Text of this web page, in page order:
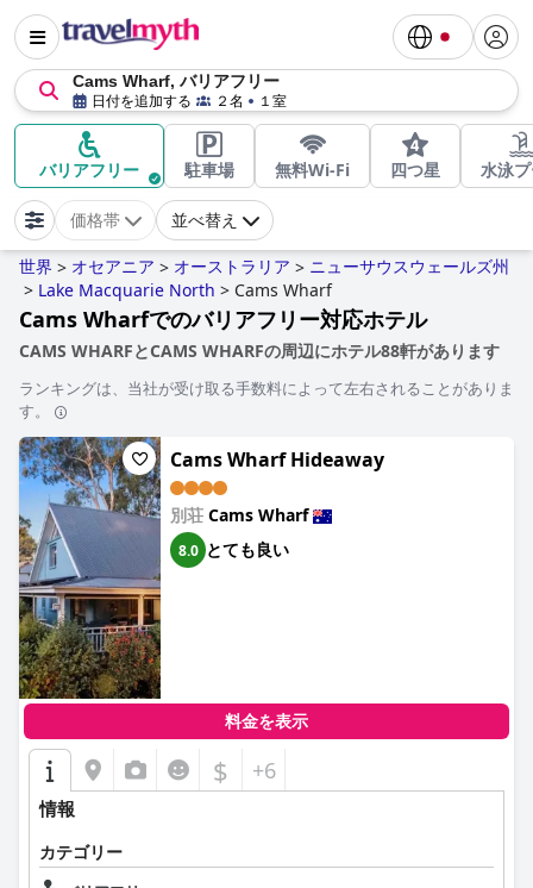
Cams Wharf, バリアフリー
日付を追加する ２名 １室
バリアフリー 駐車場 無料Wi-Fi 四つ星 水泳
価格帯 並べ替え
世界 > オセアニア > オーストラリア > ニューサウスウェールズ州
> Lake Macquarie North > Cams Wharf
Cams Wharfでのバリアフリー対応ホテル
CAMS WHARFとCAMS WHARFの周辺にホテル88軒があります
ランキングは、当社が受け取る手数料によって左右されることがありま
す。
Cams Wharf Hideaway
別荘 Cams Wharf
8.0 とても良い
料金を表示
$ +6
情報
カテゴリー